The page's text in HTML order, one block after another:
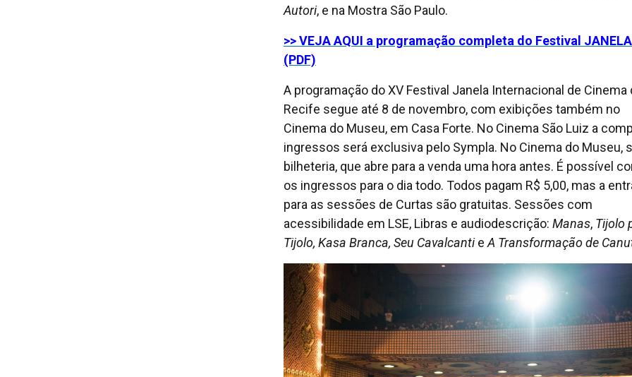
Autori, e na Mostra São Paulo.
>> VEJA AQUI a programação completa do Festival
(PDF)
A programação do XV Festival Janela Internacional de Cinema
Recife segue até 8 de novembro, com exibições também no
Cinema do Museu, em Casa Forte. No Cinema São Luiz a
ingressos será exclusiva pelo Sympla. No Cinema do Museu,
bilheteria, que abre para a venda uma hora antes. É possível
os ingressos para o dia todo. Todos pagam R$ 5,00, mas a
para as sessões de Curtas são gratuitas. Sessões com
acessibilidade em LSE, Libras e audiodescrição: Manas, Tijolo
Tijolo, Kasa Branca, Seu CavalcantieA Transformação de